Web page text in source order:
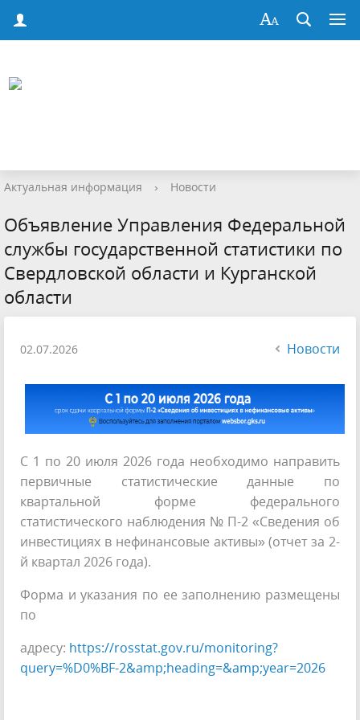
Актуальная информация › Новости
Объявление Управления Федеральной
службы государственной статистики по
Свердловской области и Курганской
области
02.07.2026 Новости
С 1 по 20 июля 2026 года необходимо направить
первичные статистические данные по
квартальной форме федерального
статистического наблюдения № П-2 «Сведения об
инвестициях в нефинансовые активы» (отчет за 2-
й квартал 2026 года).
Форма и указания по ее заполнению размещены
по
адресу: https://rosstat.gov.ru/monitoring?
query=%D0%BF-2&amp;heading=&amp;year=2026